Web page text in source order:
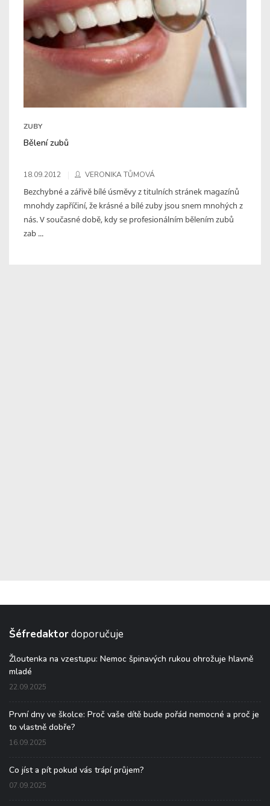
ZUBY
Bělení zubů
18.09.2012 VERONIKA TŮMOVÁ
Bezchybné a zářivě bílé úsměvy z titulních stránek magazínů
mnohdy zapříčiní, že krásné a bílé zuby jsou snem mnohých z
nás. V současné době, kdy se profesionálním bělením zubů
zab ...
Šéfredaktordoporučuje
Žloutenka na vzestupu: Nemoc špinavých rukou ohrožuje hlavně
mladé
22.09.2025
První dny ve školce: Proč vaše dítě bude pořád nemocné a proč je
to vlastně dobře?
16.09.2025
Co jíst a pít pokud vás trápí průjem?
07.09.2025